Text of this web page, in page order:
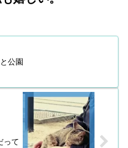
公園
って